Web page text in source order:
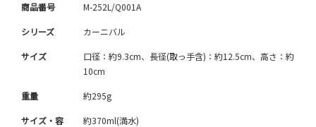
商品番号 M-252L/Q001A
シリーズ カーニバル
サイズ
口径：約9.3cm、長径(取っ手含)：約12.5cm、高さ：約
10cm
重量 約295g
サイズ・容
約370ml(満水)